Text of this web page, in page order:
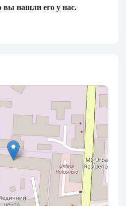
вы нашли его у нас.